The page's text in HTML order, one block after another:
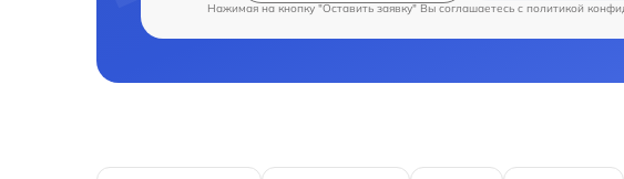
Нажимая на кнопку "Оставить заявку" Вы соглашаетесь c политикой